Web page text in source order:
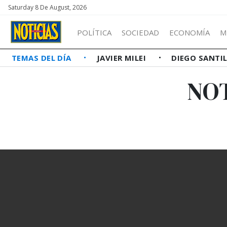
Saturday 8 De August, 2026
POLÍTICA SOCIEDAD ECONOMÍA
TEMAS DEL DÍA JAVIER MILEI DIEGO